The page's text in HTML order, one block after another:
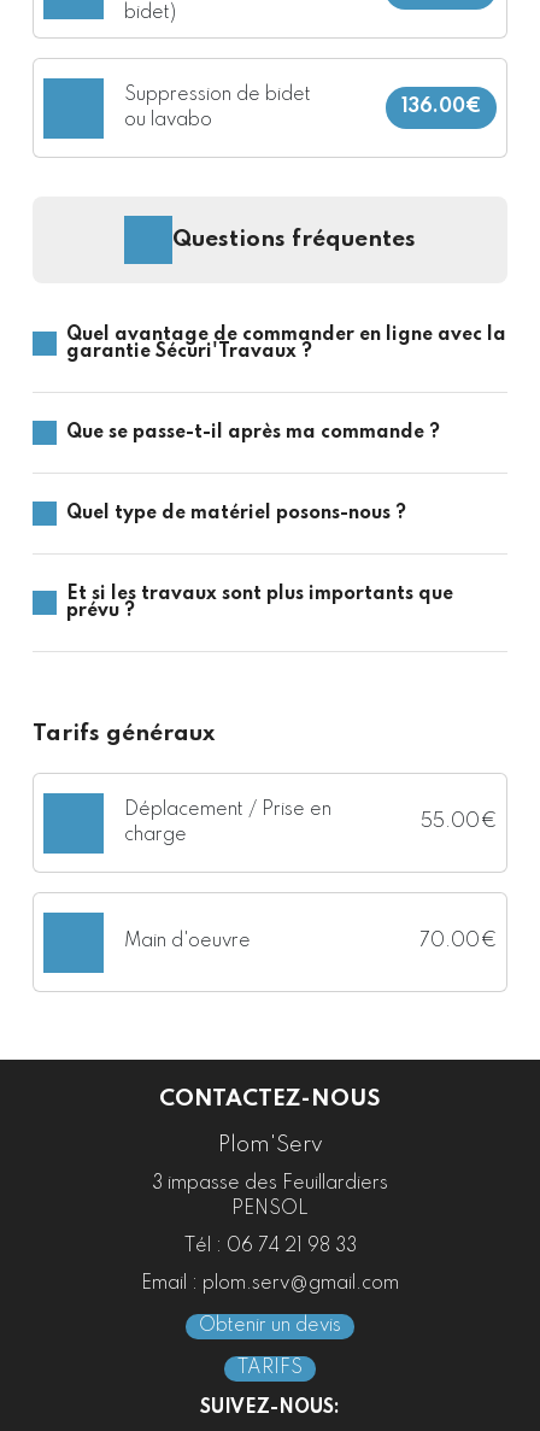
bidet)
Suppression de bidet
ou lavabo
136.00€
Questions fréquentes
Quel avantage de commander en ligne avec la
garantie Sécuri'Travaux ?
Que se passe-t-il après ma commande ?
Quel type de matériel posons-nous ?
Et si les travaux sont plus importants que
prévu ?
Tarifs généraux
Déplacement / Prise en
charge
55.00€
Main d'oeuvre 70.00€
CONTACTEZ-NOUS
Plom'Serv
3 impasse des Feuillardiers
PENSOL
Tél : 06 74 21 98 33
Email : plom.serv@gmail.com
Obtenir un devis
TARIFS
SUIVEZ-NOUS: